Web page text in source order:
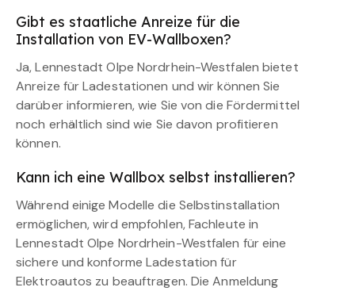
Gibt es staatliche Anreize für die
Installation von EV-Wallboxen?
Ja, Lennestadt Olpe Nordrhein-Westfalen bietet
Anreize für Ladestationen und wir können Sie
darüber informieren, wie Sie von die Fördermittel
noch erhältlich sind wie Sie davon profitieren
können.
Kann ich eine Wallbox selbst installieren?
Während einige Modelle die Selbstinstallation
ermöglichen, wird empfohlen, Fachleute in
Lennestadt Olpe Nordrhein-Westfalen für eine
sichere und konforme Ladestation für
Elektroautos zu beauftragen. Die Anmeldung